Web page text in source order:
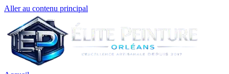
Aller au contenu principal